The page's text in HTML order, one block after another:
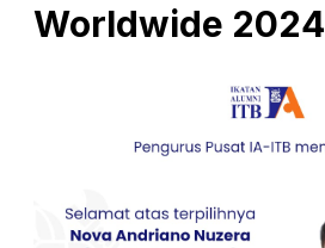
Worldwide 2024